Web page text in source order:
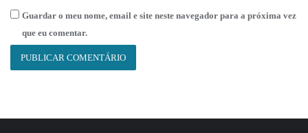
Guardar o meu nome, email e site neste navegador para a próxima vez
que eu comentar.